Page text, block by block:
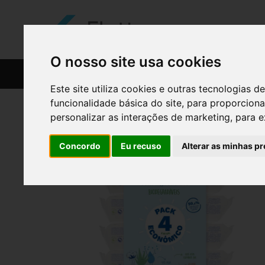
O nosso site usa cookies
Este site utiliza cookies e outras tecnologias
funcionalidade básica do site, para
personalizar as interações de marketing, para
Concordo Eu recuso Alterar as minhas